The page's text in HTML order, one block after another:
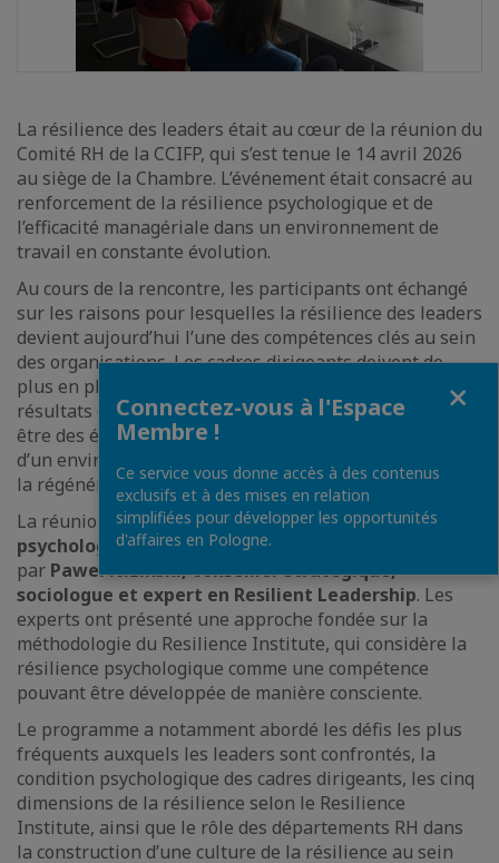
La résilience des leaders était au cœur de la réunion du
Comité RH de la CCIFP, qui s’est tenue le 14 avril 2026
au siège de la Chambre. L’événement était consacré au
renforcement de la résilience psychologique et de
l’efficacité managériale dans un environnement de
travail en constante évolution.
Au cours de la rencontre, les participants ont échangé
sur les raisons pour lesquelles la résilience des leaders
devient aujourd’hui l’une des compétences clés au sein
des organisations. Les cadres dirigeants doivent de
plus en plus souvent conjuguer la responsabilité des
résultats économiques avec l’attention portée au bien-
être des équipes, la gestion des émotions et la création
d’un environnement de travail favorisant l’efficacité et
la régénération.
La réunion a été animée parHalina Piasecka,
psychologue et formatrice en entreprise
par Paweł Niziński, conseiller stratégique,
sociologue et expert en Resilient Leadership. Les
experts ont présenté une approche fondée sur la
méthodologie du Resilience Institute, qui considère la
résilience psychologique comme une compétence
pouvant être développée de manière consciente.
Le programme a notamment abordé les défis les plus
fréquents auxquels les leaders sont confrontés, la
condition psychologique des cadres dirigeants, les cinq
dimensions de la résilience selon le Resilience
Institute, ainsi que le rôle des départements RH dans
la construction d’une culture de la résilience au sein
Connectez-vous à l'Espace
Membre !
Ce service vous donne accès à des contenus
exclusifs et à des mises en relation
simplifiées pour développer les opportunités
d'affaires en Pologne.